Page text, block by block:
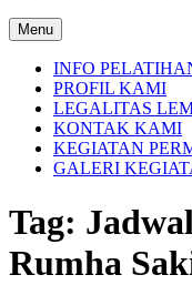
Menu
INFO
PROFIL KAMI
LEGALITAS
KONTAK KAMI
KEGIATAN
GALERI
Tag:
Rumha